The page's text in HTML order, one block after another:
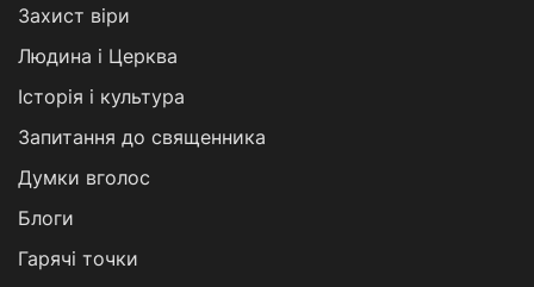
Захист віри
Людина і Церква
Історія і культура
Запитання до священника
Думки вголос
Блоги
Гарячі точки